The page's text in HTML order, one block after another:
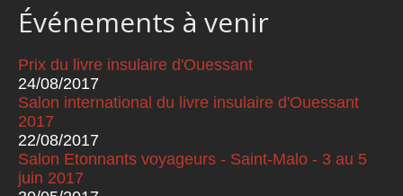
Événements à venir
Prix du livre insulaire d'Ouessant
24/08/2017
Salon international du livre insulaire d'Ouessant
2017
22/08/2017
Salon Etonnants voyageurs - Saint-Malo - 3 au 5
juin 2017